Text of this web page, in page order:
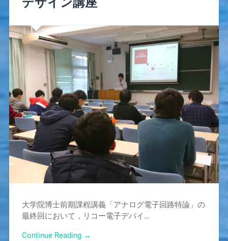
大学院博士前期課程講義「アナログ電子回路特論」の
最終回において，リコー電子デバイ…
Continue Reading →